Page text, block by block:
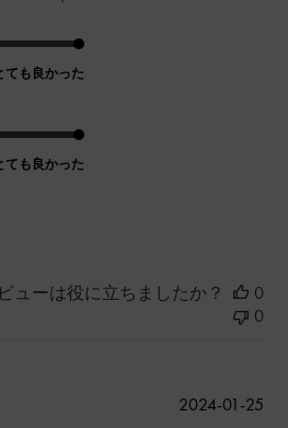
ても良かった
ても良かった
ューは役に立ちましたか？
0
0
公
2024-01-25